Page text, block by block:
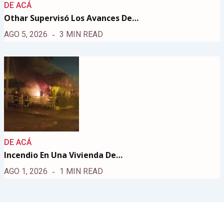
DE ACÁ
Othar Supervisó Los Avances De…
AGO 5, 2026 3 MIN READ
DE ACÁ
Incendio En Una Vivienda De…
AGO 1, 2026 1 MIN READ